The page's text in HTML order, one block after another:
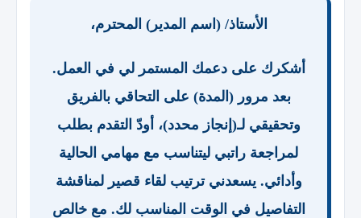
الأستاذ/ (اسم المدير) المحترم،
أشكرك على دعمك المستمر لي في العمل.
بعد مرور (المدة) على التحاقي بالفريق
وتحقيقي لـ(إنجاز محدد)، أودّ التقدم بطلب
لمراجعة راتبي ليتناسب مع مهامي الحالية
وأدائي. يسعدني ترتيب لقاء قصير لمناقشة
التفاصيل في الوقت المناسب لك. مع خالص